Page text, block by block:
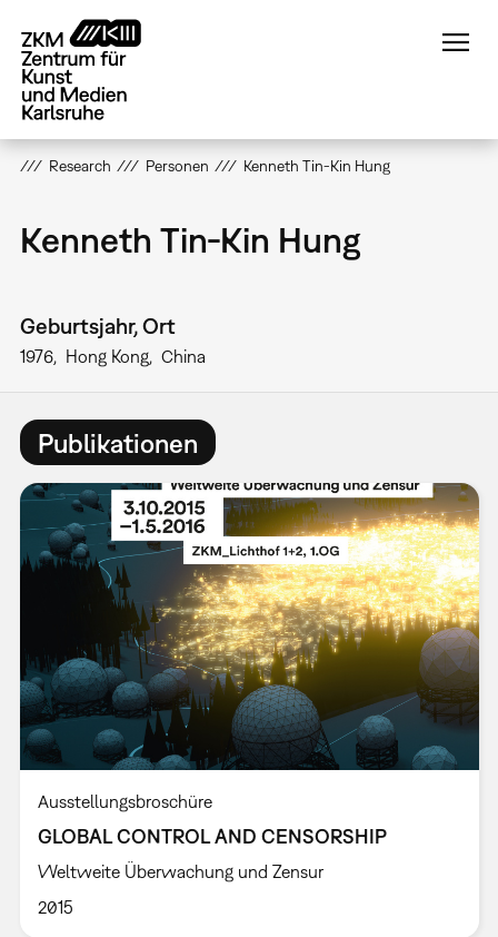
zum
Inhalt
Research Personen Kenneth Tin-Kin Hung
Kenneth Tin-Kin Hung
Geburtsjahr, Ort
1976 Hong Kong China
Publikationen
Ausstellungsbroschüre
GLOBAL CONTROL AND CENSORSHIP
Weltweite Überwachung und Zensur
2015